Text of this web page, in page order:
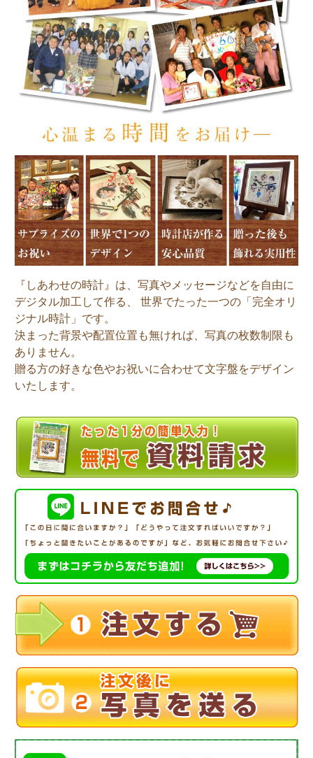
『しあわせの時計』は、写真やメッセージなどを自由に
デジタル加工して作る、 世界でたった一つの「完全オリ
ジナル時計」です。
決まった背景や配置位置も無ければ、写真の枚数制限も
ありません。
贈る方の好きな色やお祝いに合わせて文字盤をデザイン
いたします。